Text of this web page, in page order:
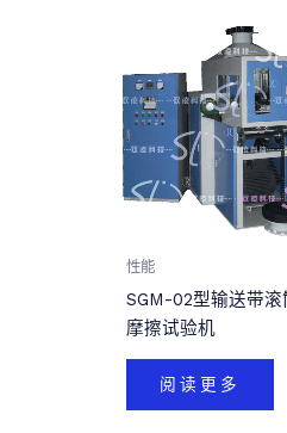
性能
SGM-02型输送带滚
摩擦试验机
阅读更多